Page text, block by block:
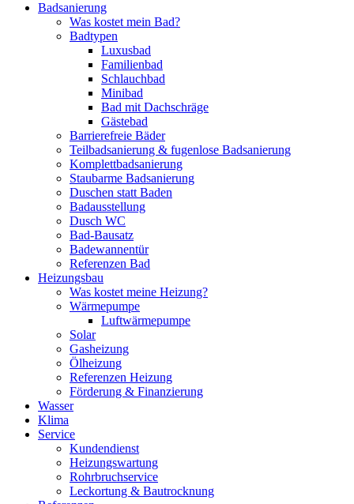
Badsanierung
Was kostet mein Bad?
Badtypen
Luxusbad
Familienbad
Schlauchbad
Minibad
Bad mit Dachschräge
Gästebad
Barrierefreie Bäder
Teilbadsanierung & fugenlose Badsanierung
Komplettbadsanierung
Staubarme Badsanierung
Duschen statt Baden
Badausstellung
Dusch WC
Bad-Bausatz
Badewannentür
Referenzen Bad
Heizungsbau
Was kostet meine Heizung?
Wärmepumpe
Luftwärmepumpe
Solar
Gasheizung
Ölheizung
Referenzen Heizung
Förderung & Finanzierung
Wasser
Klima
Service
Kundendienst
Heizungswartung
Rohrbruchservice
Leckortung & Bautrocknung